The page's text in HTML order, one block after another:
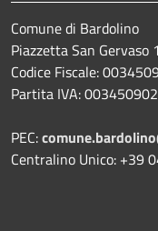
Comune di Bardolino
Piazzetta San Gervaso 1
Codice Fiscale:
Partita IVA:
PEC:
Centralino Unico: +39